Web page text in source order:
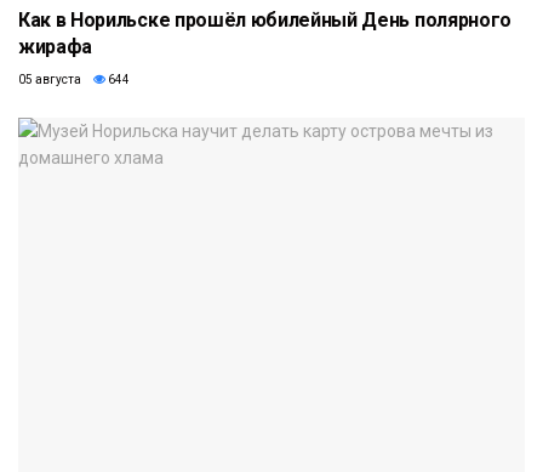
Как в Норильске прошёл юбилейный День полярного
жирафа
05 августа 644